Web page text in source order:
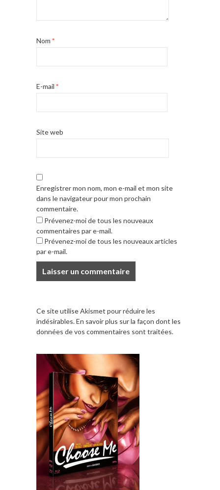
Nom *
E-mail *
Site web
Enregistrer mon nom, mon e-mail et mon site
dans le navigateur pour mon prochain
commentaire.
Prévenez-moi de tous les nouveaux
commentaires par e-mail.
Prévenez-moi de tous les nouveaux articles
par e-mail.
Ce site utilise Akismet pour réduire les
indésirables.En savoir plus sur la façon dont les
données de vos commentaires sont traitées.